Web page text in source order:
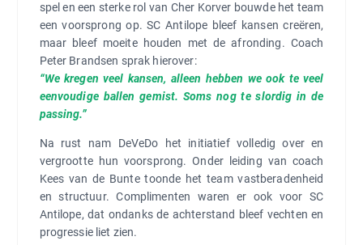
spel en een sterke rol van Cher Korver bouwde het team
een voorsprong op. SC Antilope bleef kansen creëren,
maar bleef moeite houden met de afronding. Coach
Peter Brandsen sprak hierover:
“We kregen veel kansen, alleen hebben we ook te veel
eenvoudige ballen gemist. Soms nog te slordig in de
passing.”
Na rust nam DeVeDo het initiatief volledig over en
vergrootte hun voorsprong. Onder leiding van coach
Kees van de Bunte toonde het team vastberadenheid
en structuur. Complimenten waren er ook voor SC
Antilope, dat ondanks de achterstand bleef vechten en
progressie liet zien.